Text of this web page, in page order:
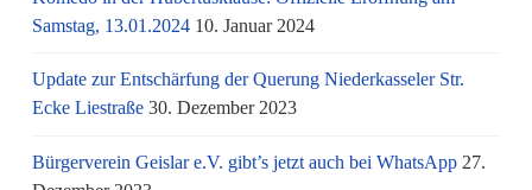
Samstag, 13.01.2024 10. Januar 2024
Update zur Entschärfung der Querung Niederkasseler Str.
Ecke Liestraße 30. Dezember 2023
Bürgerverein Geislar e.V. gibt’s jetzt auch bei WhatsApp 27.